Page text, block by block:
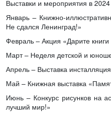
Выставки и мероприятия в 2024
Январь – Книжно-
Не сдался Ленинград!»
Февраль – Акция «Дарите
Март – Неделя детской и
Апрель – Выставка
Май – Книжная выставка
Июнь – Конкурс рисунков на
лучший мир!»